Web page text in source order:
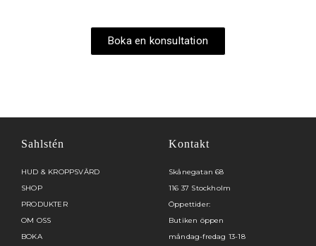
Boka en konsultation
Sahlstén
HUD & KROPPSVÅRD
SHOP
PRODUKTER
OM OSS
BOKA
Kontakt
Skånegatan 68
116 37 Stockholm
Öppettider:
Butiken öppen
måndag-fredag 13-18